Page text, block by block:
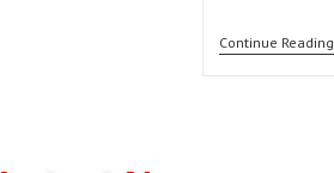
Continue Reading